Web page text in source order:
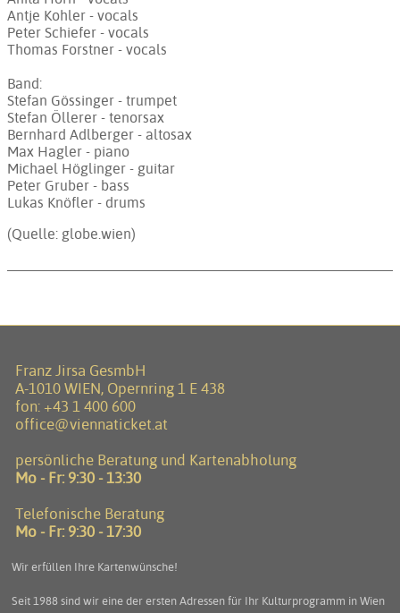
Antje Kohler - vocals
Peter Schiefer - vocals
Thomas Forstner - vocals
Band:
Stefan Gössinger - trumpet
Stefan Öllerer - tenorsax
Bernhard Adlberger - altosax
Max Hagler - piano
Michael Höglinger - guitar
Peter Gruber - bass
Lukas Knöfler - drums
(Quelle: globe.wien)
Franz Jirsa GesmbH
A-1010 WIEN, Opernring 1 E 438
fon: +43 1 400 600
office@viennaticket.at
persönliche Beratung und Kartenabholung
Mo - Fr: 9:30 - 13:30
Telefonische Beratung
Mo - Fr: 9:30 - 17:30
Wir erfüllen Ihre Kartenwünsche!
Seit 1988 sind wir eine der ersten Adressen für Ihr Kulturprogramm in Wien